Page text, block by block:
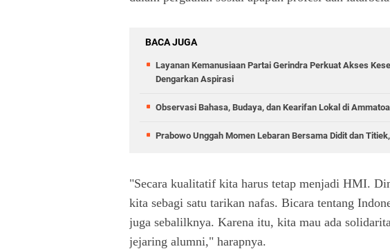
BACA JUGA
Layanan Kemanusiaan Partai Gerindra Perkuat Akses
Dengarkan Aspirasi
Observasi Bahasa, Budaya, dan Kearifan Lokal di
Prabowo Unggah Momen Lebaran Bersama Didit dan
"Secara kualitatif kita harus tetap menjadi HMI.
kita sebagi satu tarikan nafas. Bicara tentang
juga sebalilknya. Karena itu, kita mau ada
jejaring alumni," harapnya.